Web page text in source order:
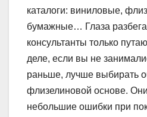
каталоги: виниловые,
бумажные… Глаза
консультанты только
деле, если вы не
раньше, лучше выбирать
флизелиновой основе.
небольшие ошибки при